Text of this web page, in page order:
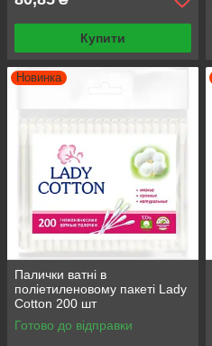
Купити
Новинка
Палички ватні в
поліетиленовому пакеті Lady
Cotton 200 шт
Готово до відправки